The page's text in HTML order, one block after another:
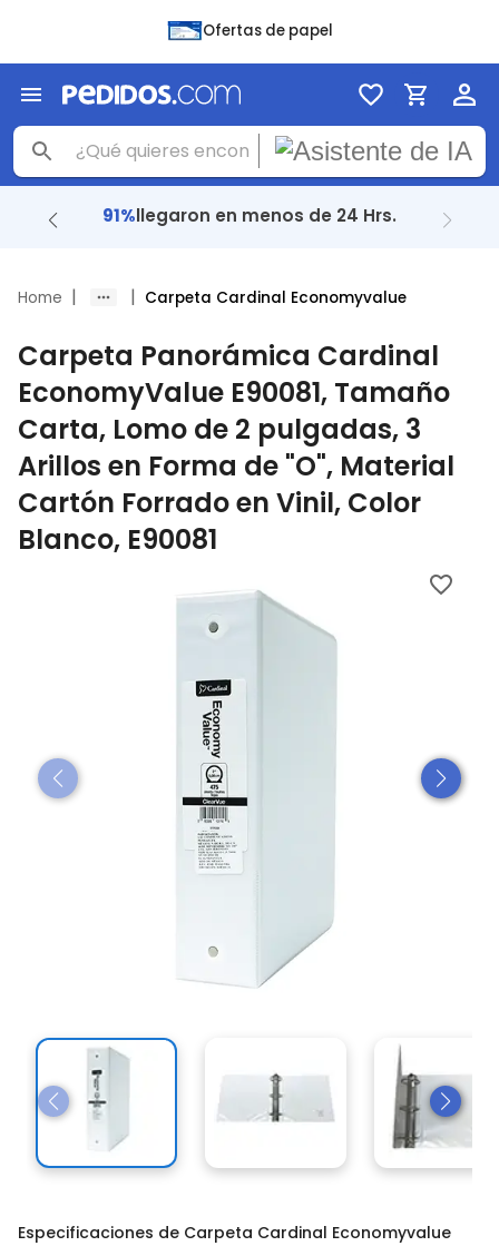
Ofertas de papel
91%llegaron en menos de 24 Hrs.
Home | | Carpeta Cardinal Economyvalue
Carpeta Panorámica Cardinal
EconomyValue E90081, Tamaño
Carta, Lomo de 2 pulgadas, 3
Arillos en Forma de "O", Material
Cartón Forrado en Vinil, Color
Blanco, E90081
Especificaciones de Carpeta Cardinal Economyvalue